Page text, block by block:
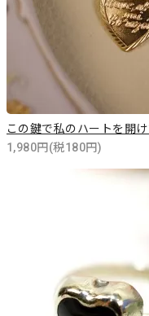
この鍵で私のハートを開
1,980円(税180円)